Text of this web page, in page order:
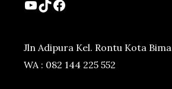
Jln Adipura Kel. Rontu Kota Bima
WA : 082 144 225 552